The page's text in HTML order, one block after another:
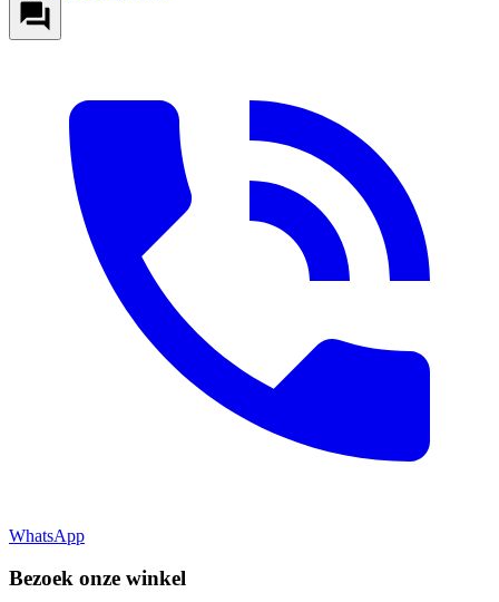
WhatsApp
Bezoek onze winkel